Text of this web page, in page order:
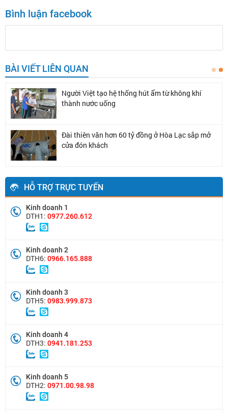
Bình luận facebook
BÀI VIẾT LIÊN QUAN
Nhà khoa học Việt tạo thiết bị biến nước biển
thành đá tuyết
Vì sao doanh nghiệp Việt Nam chưa làm được
cái ốc vít?
HỖ TRỢ TRỰC TUYẾN
Kinh doanh 1
DTH1: 0977.260.612
Kinh doanh 2
DTH6: 0966.165.888
Kinh doanh 3
DTH5: 0983.999.873
Kinh doanh 4
DTH3: 0941.181.253
Kinh doanh 5
DTH2: 0971.00.98.98